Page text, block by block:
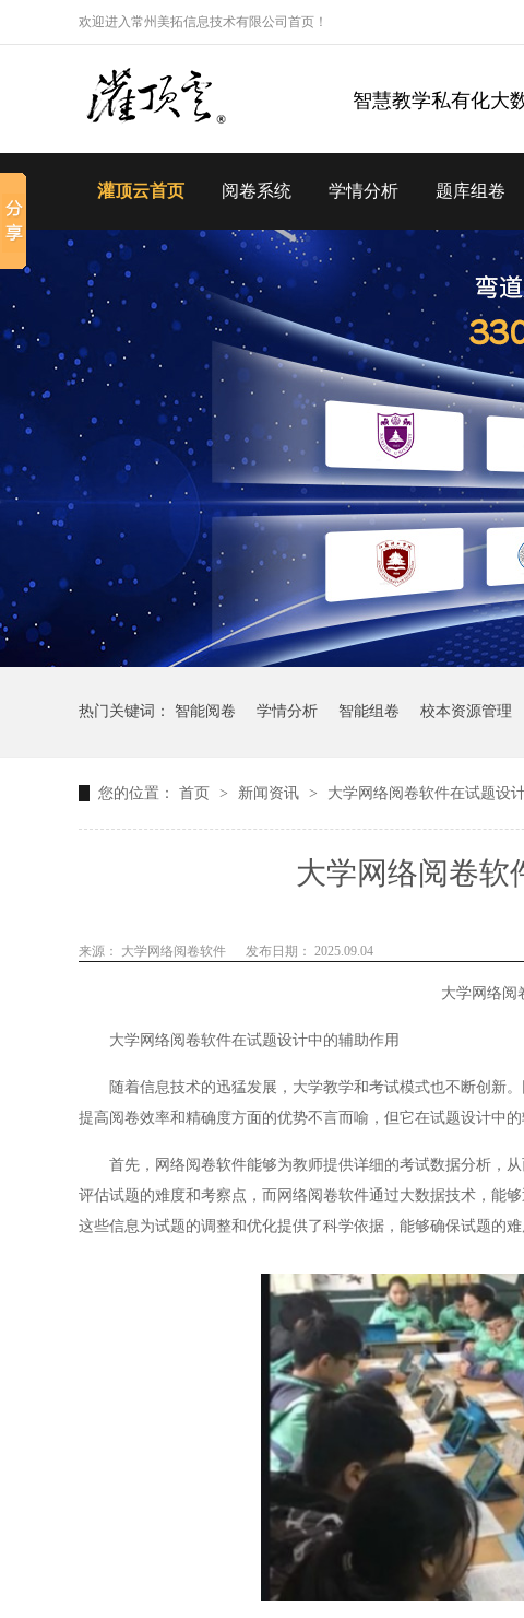
欢迎进入常州美拓信息技术有限公司首页！
智慧教学私有化大
灌顶云首页 阅卷系统 学情分析 题库组卷
热门关键词： 智能阅卷 学情分析 智能组卷 校本资源管理
您的位置： 首页 > 新闻资讯 > 大学网络阅卷软件在试题设
大学网络阅卷软
来源： 大学网络阅卷软件 发布日期： 2025.09.04
大学网络阅
大学网络阅卷软件在试题设计中的辅助作用
随着信息技术的迅猛发展，大学教学和考试模式也不断创新。
提高阅卷效率和精确度方面的优势不言而喻，但它在试题设计中的
首先，网络阅卷软件能够为教师提供详细的考试数据分析，从
评估试题的难度和考察点，而网络阅卷软件通过大数据技术，能
这些信息为试题的调整和优化提供了科学依据，能够确保试题的难